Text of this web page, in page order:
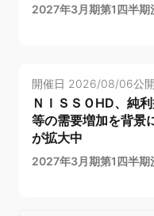
2027年3月期第1四半期
開催日 2026/08/06公
ＮＩＳＳＯHD、純
等の需要増加を背景
が拡大中
2027年3月期第1四半期